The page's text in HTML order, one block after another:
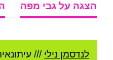
הצגה על גבי מפה
לנדסמן נילי ///